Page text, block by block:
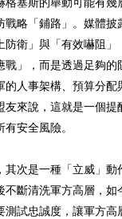
戰略「鋪路」。媒體
防衛」與「有效嚇阻
戰」，而是透過足夠
的人事架構、預算分
友來說，這就是一個
安全風險。
其次是一種「立威」
不斷清洗軍方高層，
測試忠誠度，讓軍方